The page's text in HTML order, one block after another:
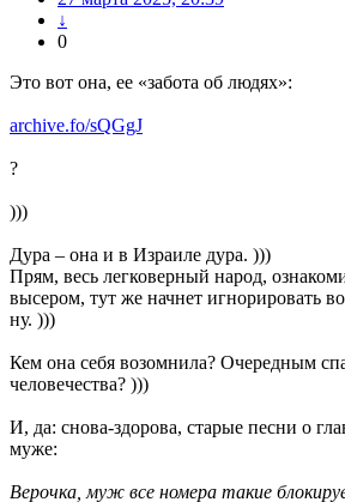
↓
0
Это вот она, ее «забота об людях»:
archive.fo/sQGgJ
?
)))
Дура – она и в Израиле дура. )))
Прям, весь легковерный народ,
высером, тут же начнет игнорировать
ну. )))
Кем она себя возомнила? Очередным
человечества? )))
И, да: снова-здорова, старые песни о
муже:
Верочка, муж все номера такие